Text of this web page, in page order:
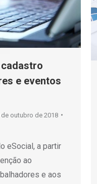
e eventos
de outubro de 2018
eSocial, a partir
ao
e aos